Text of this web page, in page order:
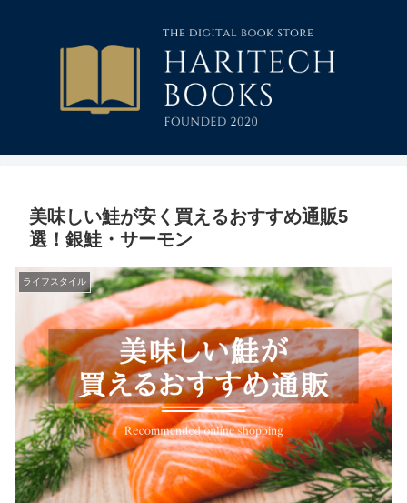
美味しい鮭が安く買えるおすすめ通販5
選！銀鮭・サーモン
ライフスタイル